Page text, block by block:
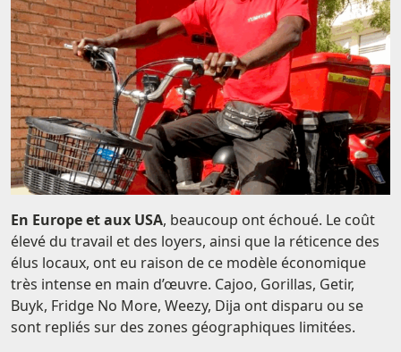
En Europe et aux USA, beaucoup ont échoué. Le coût
élevé du travail et des loyers, ainsi que la réticence des
élus locaux, ont eu raison de ce modèle économique
très intense en main d’œuvre. Cajoo, Gorillas, Getir,
Buyk, Fridge No More, Weezy, Dija ont disparu ou se
sont repliés sur des zones géographiques limitées.